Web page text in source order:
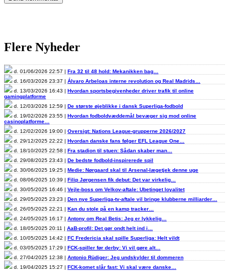
Flere Nyheder
d. 01/06/2026 22:57 | Fra 32 til 48 hold: Mekanikken bag…
d. 16/03/2026 23:37 | Álvaro Arbeloas interne revolution og Real Madrids…
d. 13/03/2026 16:43 | Hvordan sportsbegivenheder driver trafik til online
gamingplatforme
d. 12/03/2026 12:59 | De største øjeblikke i dansk Superliga-fodbold
d. 19/02/2026 23:55 | Hvordan fodboldvæddemål bevæger sig mod online
casinoplatforme…
d. 12/02/2026 19:00 | Oversigt: Nations League-grupperne 2026/2027
d. 29/12/2025 22:22 | Hvordan danske fans følger EFL League One…
d. 18/10/2025 22:58 | Fra stadion til stuen: Sådan skaber man…
d. 29/08/2025 23:43 | De bedste fodbold-inspirerede spil
d. 30/06/2025 19:25 | Medie: Nørgaard skal til Arsenal-lægetjek denne uge
d. 08/06/2025 10:39 | Filip Jørgensen fik debut: Det var virkelig…
d. 30/05/2025 16:46 | Vejle-boss om Velkov-aftale: Ubetinget loyalitet
d. 29/05/2025 23:23 | Den nye Superliga-tv-aftale vil bringe klubberne milliarder…
d. 26/05/2025 22:21 | Kan du stole på en kamp tracker…
d. 24/05/2025 16:17 | Antony om Real Betis: Jeg er lykkelig…
d. 18/05/2025 20:11 | AaB-profil: Det gør ondt helt ind i…
d. 10/05/2025 14:42 | FC Fredericia skal spille Superliga: Helt vildt
d. 03/05/2025 17:29 | FCK-spiller før derby: Vi vil gøre alt…
d. 27/04/2025 12:38 | Antonio Rüdiger: Jeg undskylder til dommeren
d. 19/04/2025 15:27 | FCK-komet slår fast: Vi skal være danske…